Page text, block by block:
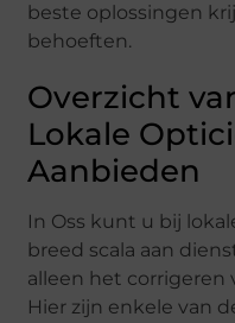
beste oplossingen
behoeften.
Overzicht
Lokale
Aanbieden
In Oss kunt u bij
breed scala aan
alleen het corrigeren
Hier zijn enkele van